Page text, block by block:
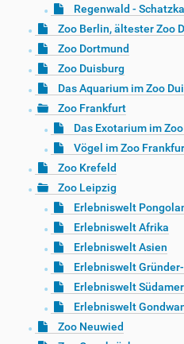
Regenwald -
Zoo Berlin, ältester Zoo
Zoo Dortmund
Zoo Duisburg
Das Aquarium im Zoo
Zoo Frankfurt
Das Exotarium im
Vögel im Zoo
Zoo Krefeld
Zoo Leipzig
Erlebniswelt
Erlebniswelt Afrika
Erlebniswelt Asien
Erlebniswelt
Erlebniswelt
Erlebniswelt
Zoo Neuwied